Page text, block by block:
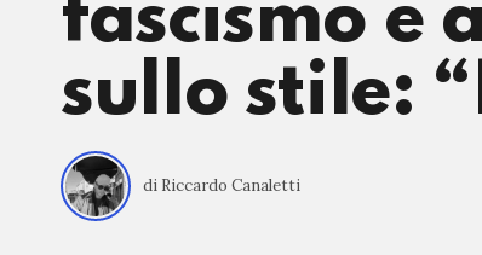
fascismo e
sullo stile:
di Riccardo Canaletti